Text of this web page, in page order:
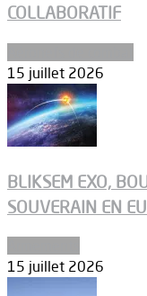
COLLABORATIF
15 juillet 2026
BLIKSEM EXO,
SOUVERAIN EN
15 juillet 2026